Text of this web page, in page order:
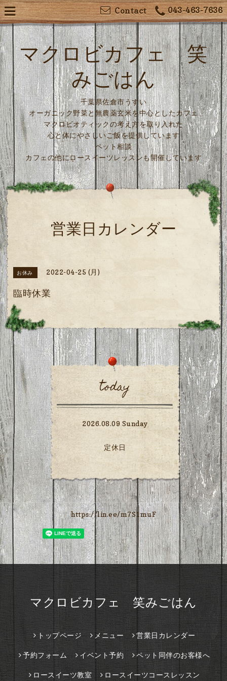
043-463-7636
Contact
マクロビカフェ 笑
みごはん
千葉県佐倉市うすい
オーガニック野菜と無農薬玄米を中心としたカフェ
マクロビオティックの考え方を取り入れた
心と体にやさしいご飯を提供しています
ペット相談
カフェの他にロースイーツレッスンも開催しています
営業日カレンダー
お休み 2022-04-25 (月)
臨時休業
today
2026.08.09 Sunday
定休日
https://lin.ee/m7S1muF
マクロビカフェ 笑みごはん
トップページ メニュー 営業日カレンダー
予約フォーム イベント予約 ペット同伴のお客様へ
ロースイーツ教室 ロースイーツコースレッスン